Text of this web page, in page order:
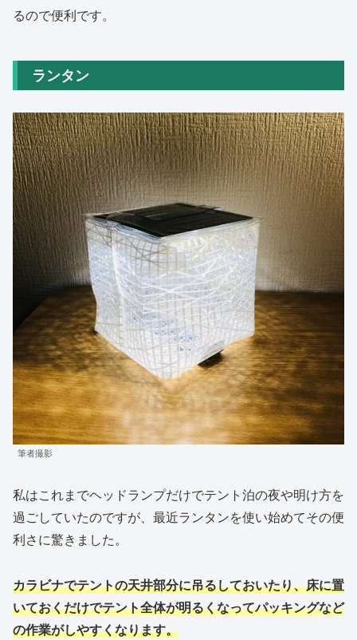
るので便利です。
ランタン
筆者撮影
私はこれまでヘッドランプだけでテント泊の夜や明け方を
過ごしていたのですが、最近ランタンを使い始めてその便
利さに驚きました。
カラビナでテントの天井部分に吊るしておいたり、床に置
いておくだけでテント全体が明るくなってパッキングなど
の作業がしやすくなります。